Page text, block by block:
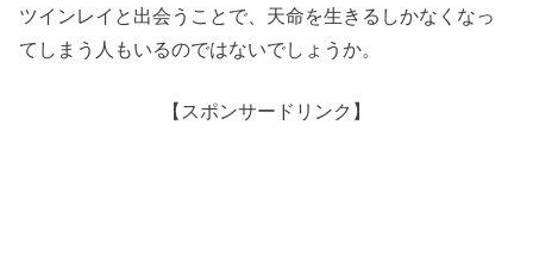
ツインレイと出会うことで、天命を生きるしかなくなっ
てしまう人もいるのではないでしょうか。
【スポンサードリンク】